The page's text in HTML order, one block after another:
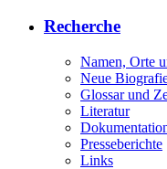
Recherche
Namen, Orte
Neue
Glossar und
Literatur
Presseberichte
Links